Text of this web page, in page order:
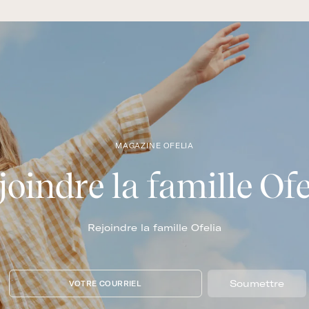
MAGAZINE OFELIA
la famille
Rejoindre la famille Ofelia
VOTRE COURRIEL Soumettre